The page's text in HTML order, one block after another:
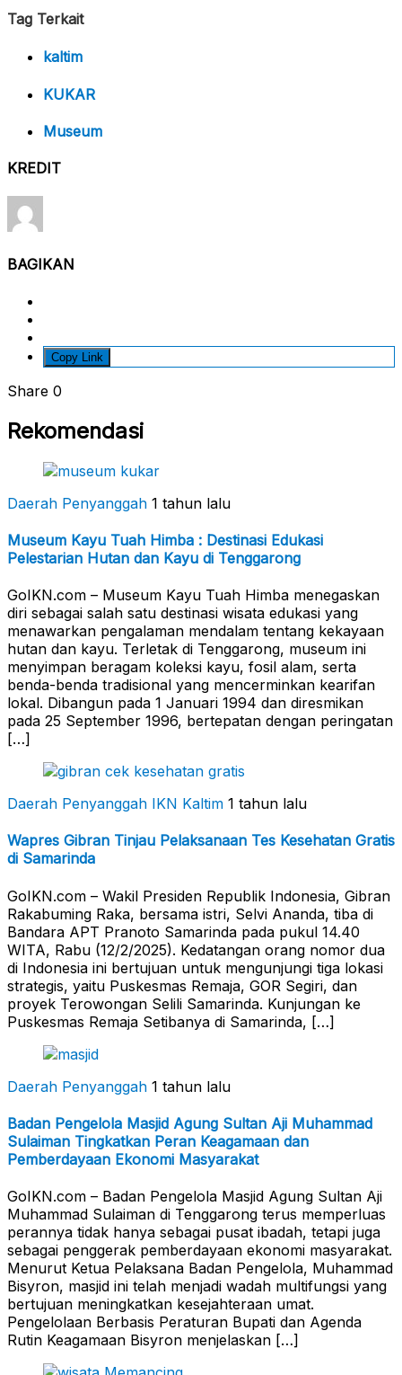
Tag Terkait
kaltim
KUKAR
Museum
KREDIT
BAGIKAN
Copy Link
Share 0
Rekomendasi
Daerah Penyanggah 1 tahun lalu
Museum Kayu Tuah Himba : Destinasi Edukasi
Pelestarian Hutan dan Kayu di Tenggarong
GoIKN.com – Museum Kayu Tuah Himba menegaskan
diri sebagai salah satu destinasi wisata edukasi yang
menawarkan pengalaman mendalam tentang kekayaan
hutan dan kayu. Terletak di Tenggarong, museum ini
menyimpan beragam koleksi kayu, fosil alam, serta
benda-benda tradisional yang mencerminkan kearifan
lokal. Dibangun pada 1 Januari 1994 dan diresmikan
pada 25 September 1996, bertepatan dengan peringatan
[…]
Daerah Penyanggah IKN Kaltim 1 tahun lalu
Wapres Gibran Tinjau Pelaksanaan Tes Kesehatan Gratis
di Samarinda
GoIKN.com – Wakil Presiden Republik Indonesia, Gibran
Rakabuming Raka, bersama istri, Selvi Ananda, tiba di
Bandara APT Pranoto Samarinda pada pukul 14.40
WITA, Rabu (12/2/2025). Kedatangan orang nomor dua
di Indonesia ini bertujuan untuk mengunjungi tiga lokasi
strategis, yaitu Puskesmas Remaja, GOR Segiri, dan
proyek Terowongan Selili Samarinda. Kunjungan ke
Puskesmas Remaja Setibanya di Samarinda, […]
Daerah Penyanggah 1 tahun lalu
Badan Pengelola Masjid Agung Sultan Aji Muhammad
Sulaiman Tingkatkan Peran Keagamaan dan
Pemberdayaan Ekonomi Masyarakat
GoIKN.com – Badan Pengelola Masjid Agung Sultan Aji
Muhammad Sulaiman di Tenggarong terus memperluas
perannya tidak hanya sebagai pusat ibadah, tetapi juga
sebagai penggerak pemberdayaan ekonomi masyarakat.
Menurut Ketua Pelaksana Badan Pengelola, Muhammad
Bisyron, masjid ini telah menjadi wadah multifungsi yang
bertujuan meningkatkan kesejahteraan umat.
Pengelolaan Berbasis Peraturan Bupati dan Agenda
Rutin Keagamaan Bisyron menjelaskan […]